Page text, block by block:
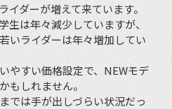
イダーが増えて来ています。
生は年々減少していますが、
いライダーは年々増加してい
やすい価格設定で、NEWモデ
もしれません。
では手が出しづらい状況だっ